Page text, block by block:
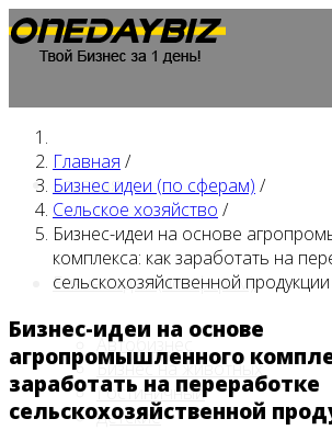
Главная
Бизнес идеи (по сферам)
Автобизнес
Бизнес на животных
Гостиничный
Детские
Главная /
Бизнес идеи (по сферам) /
Сельское хозяйство /
Бизнес-идеи на основе
комплекса: как заработать на
сельскохозяйственной продукции
Бизнес-идеи на основе
агропромышленного
заработать на переработке
сельскохозяйственной